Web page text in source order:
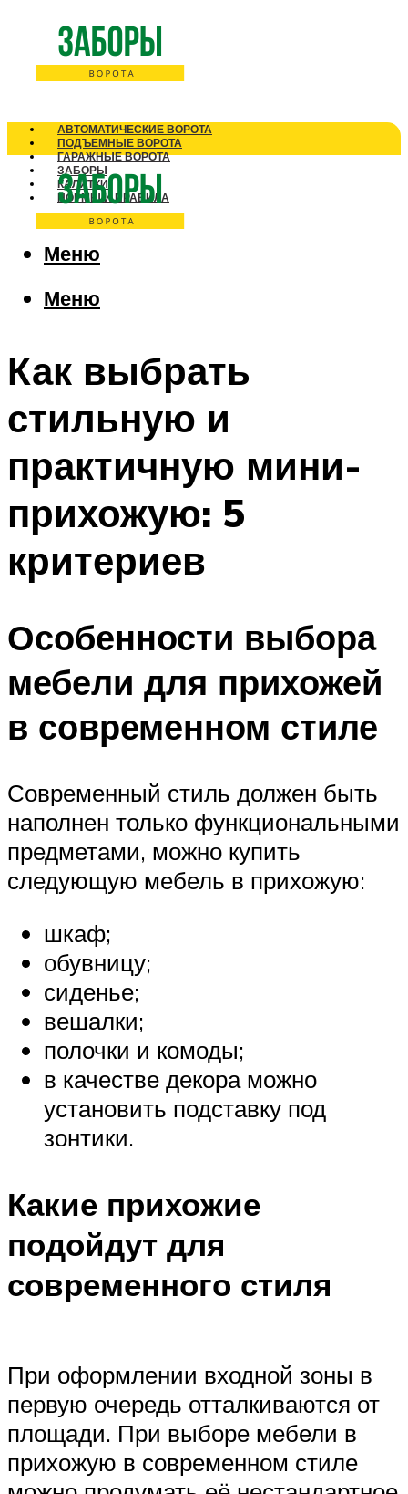
АВТОМАТИЧЕСКИЕ ВОРОТА
ПОДЪЕМНЫЕ ВОРОТА
ГАРАЖНЫЕ ВОРОТА
ЗАБОРЫ
КАЛИТКИ
НОРМЫ И ПРАВИЛА
Меню
Меню
Как выбрать
стильную и
практичную мини-
прихожую: 5
критериев
Особенности выбора
мебели для прихожей
в современном стиле
Современный стиль должен быть
наполнен только функциональными
предметами, можно купить
следующую мебель в прихожую:
шкаф;
обувницу;
сиденье;
вешалки;
полочки и комоды;
в качестве декора можно
установить подставку под
зонтики.
Какие прихожие
подойдут для
современного стиля
При оформлении входной зоны в
первую очередь отталкиваются от
площади. При выборе мебели в
прихожую в современном стиле